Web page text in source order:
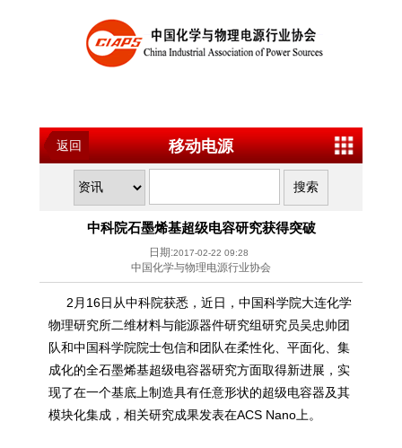
返回 移动电源
中科院石墨烯基超级电容研究获得突破
日期:2017-02-22 09:28
中国化学与物理电源行业协会
2月16日从中科院获悉，近日，中国科学院大连化学
物理研究所二维材料与能源器件研究组研究员吴忠帅团
队和中国科学院院士包信和团队在柔性化、平面化、集
成化的全石墨烯基超级电容器研究方面取得新进展，实
现了在一个基底上制造具有任意形状的超级电容器及其
模块化集成，相关研究成果发表在ACS Nano上。